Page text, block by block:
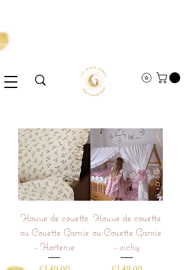
Housse de couette
ou Couette Garnie
- Hortense
Housse de couette
ou Couette Garnie
- vichy